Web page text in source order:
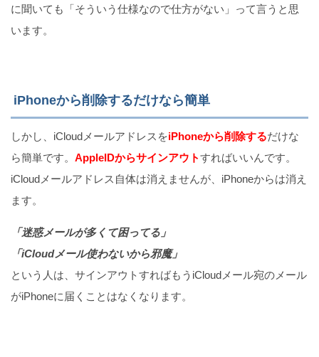
に聞いても「そういう仕様なので仕方がない」って言うと思
います。
iPhoneから削除するだけなら簡単
しかし、iCloudメールアドレスをiPhoneから削除するだけな
ら簡単です。 AppleIDからサインアウトすればいいんです。
iCloudメールアドレス自体は消えませんが、iPhoneからは消え
ます。
「迷惑メールが多くて困ってる」
「iCloudメール使わないから邪魔」
という人は、サインアウトすればもうiCloudメール宛のメール
がiPhoneに届くことはなくなります。